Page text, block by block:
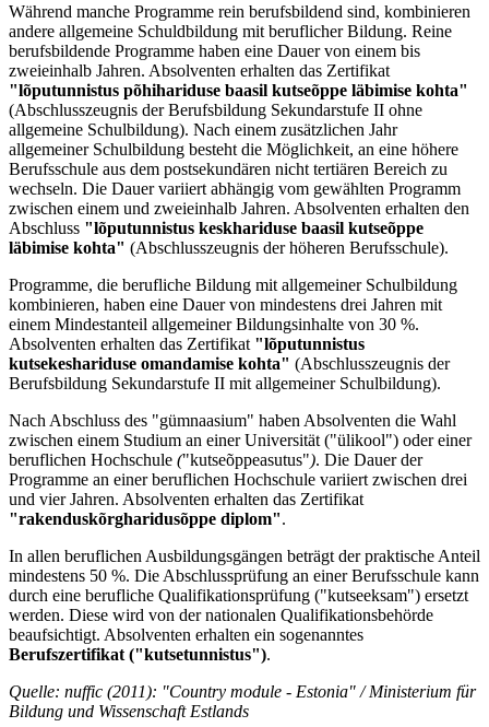
Während manche Programme rein berufsbildend sind, kombinieren
andere allgemeine Schuldbildung mit beruflicher Bildung. Reine
berufsbildende Programme haben eine Dauer von einem bis
zweieinhalb Jahren. Absolventen erhalten das Zertifikat
"lõputunnistus põhihariduse baasil kutseõppe läbimise kohta"
(Abschlusszeugnis der Berufsbildung Sekundarstufe II ohne
allgemeine Schulbildung). Nach einem zusätzlichen Jahr
allgemeiner Schulbildung besteht die Möglichkeit, an eine höhere
Berufsschule aus dem postsekundären nicht tertiären Bereich zu
wechseln. Die Dauer variiert abhängig vom gewählten Programm
zwischen einem und zweieinhalb Jahren. Absolventen erhalten den
Abschluss "lõputunnistus keskhariduse baasil kutseõppe
läbimise kohta" (Abschlusszeugnis der höheren Berufsschule).
Programme, die berufliche Bildung mit allgemeiner Schulbildung
kombinieren, haben eine Dauer von mindestens drei Jahren mit
einem Mindestanteil allgemeiner Bildungsinhalte von 30 %.
Absolventen erhalten das Zertifikat "lõputunnistus
kutsekeshariduse omandamise kohta" (Abschlusszeugnis der
Berufsbildung Sekundarstufe II mit allgemeiner Schulbildung).
Nach Abschluss des "gümnaasium" haben Absolventen die Wahl
zwischen einem Studium an einer Universität ("ülikool") oder einer
beruflichen Hochschule ("kutseõppeasutus"). Die Dauer der
Programme an einer beruflichen Hochschule variiert zwischen drei
und vier Jahren. Absolventen erhalten das Zertifikat
"rakenduskõrgharidusõppe diplom".
In allen beruflichen Ausbildungsgängen beträgt der praktische Anteil
mindestens 50 %. Die Abschlussprüfung an einer Berufsschule kann
durch eine berufliche Qualifikationsprüfung ("kutseeksam") ersetzt
werden. Diese wird von der nationalen Qualifikationsbehörde
beaufsichtigt. Absolventen erhalten ein sogenanntes
Berufszertifikat ("kutsetunnistus").
Quelle: nuffic (2011): "Country module - Estonia" / Ministerium für
Bildung und Wissenschaft Estlands